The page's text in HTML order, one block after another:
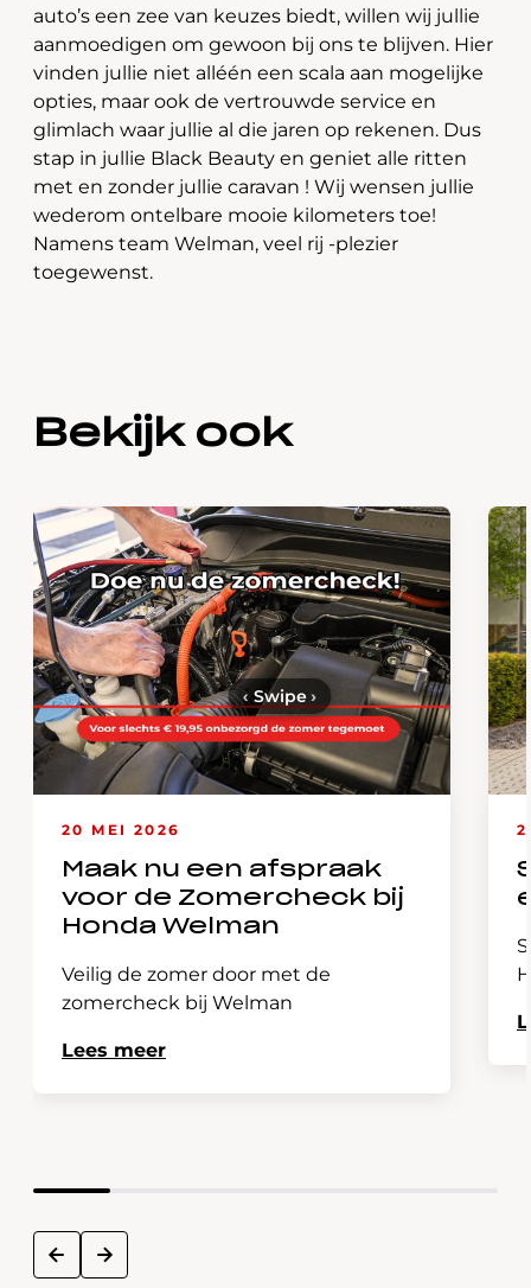
auto’s een zee van keuzes biedt, willen wij jullie
aanmoedigen om gewoon bij ons te blijven. Hier
vinden jullie niet alléén een scala aan mogelijke
opties, maar ook de vertrouwde service en
glimlach waar jullie al die jaren op rekenen. Dus
stap in jullie Black Beauty en geniet alle ritten
met en zonder jullie caravan ! Wij wensen jullie
wederom ontelbare mooie kilometers toe!
Namens team Welman, veel rij -plezier
toegewenst.
Bekijk ook
20 MEI 2026
Maak nu een afspraak
voor de Zomercheck bij
Honda Welman
Veilig de zomer door met de
zomercheck bij Welman
Lees meer
prev next
‹ Swipe›